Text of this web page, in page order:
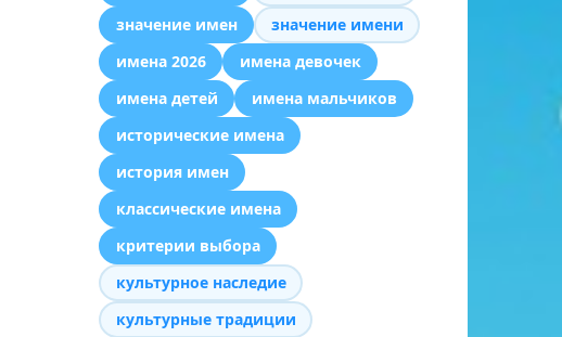
значение имен
значение имени
имена 2026
имена девочек
имена детей
имена мальчиков
исторические имена
история имен
классические имена
критерии выбора
культурное наследие
культурные традиции